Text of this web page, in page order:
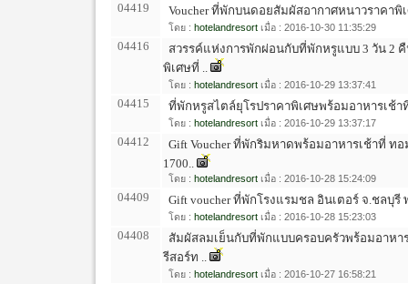
04419 Voucher ที่พักบนดอยสัมผัสอากาศหนาวราคา
โดย : hotelandresort เมื่อ : 2016-10-30 11:35:29
04416
สวรรค์แห่งการพักผ่อนกับที่พักหรูแบบ 3 วัน 2
พิเศษที่ ..
โดย : hotelandresort เมื่อ : 2016-10-29 13:37:41
04415 ที่พักหรูสไตล์ยุโรปราคาพิเศษพร้อมอาหารเช้า
โดย : hotelandresort เมื่อ : 2016-10-29 13:37:17
04412
Gift Voucher ที่พักริมหาดพร้อมอาหารเช้าที่ ท
1700..
โดย : hotelandresort เมื่อ : 2016-10-28 15:24:09
04409 Gift voucher ที่พักโรงแรมชล อินเตอร์ จ.ชลบุรี
โดย : hotelandresort เมื่อ : 2016-10-28 15:23:03
04408
สัมผัสลมเย็นกับที่พักแบบครอบครัวพร้อมอาหา
รีสอร์ท ..
โดย : hotelandresort เมื่อ : 2016-10-27 16:58:21